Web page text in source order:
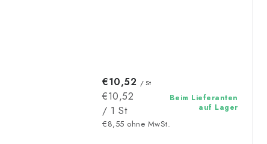
Beim Lieferanten
auf Lager
€8,55 ohne MwSt.
€10,52 / St
Verkaufspreis:
€10,52
/ 1 St